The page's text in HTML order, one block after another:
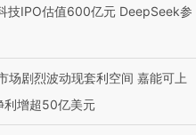
技IPO估值600亿元 DeepSeek参
场剧烈波动现套利空间 嘉能可上
利增超50亿美元